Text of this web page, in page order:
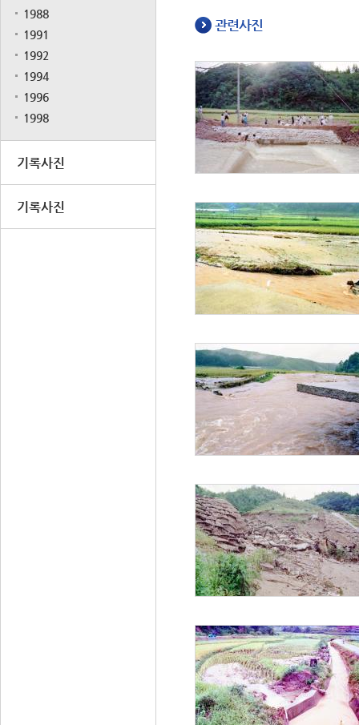
1988
1991
1992
1994
1996
1998
기록사진
기록사진
관련사진